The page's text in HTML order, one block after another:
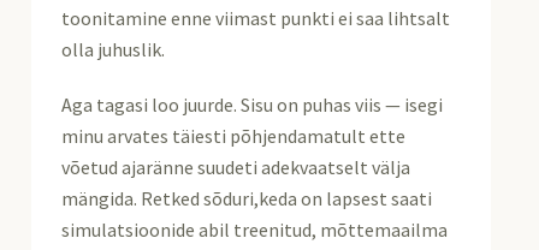
toonitamine enne viimast punkti ei saa lihtsalt
olla juhuslik.
Aga tagasi loo juurde. Sisu on puhas viis — isegi
minu arvates täiesti põhjendamatult ette
võetud ajaränne suudeti adekvaatselt välja
mängida. Retked sõduri,keda on lapsest saati
simulatsioonide abil treenitud, mõttemaailma